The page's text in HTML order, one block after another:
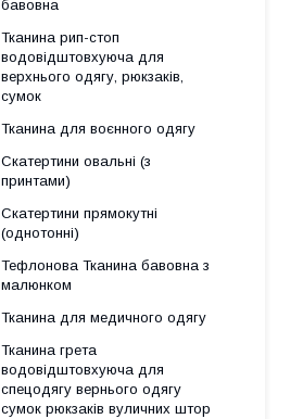
бавовна
Тканина рип-стоп
водовідштовхуюча для
верхнього одягу, рюкзаків,
сумок
Тканина для воєнного одягу
Скатертини овальні (з
принтами)
Скатертини прямокутні
(однотонні)
Тефлонова Тканина бавовна з
малюнком
Тканина для медичного одягу
Тканина грета
водовідштовхуюча для
спецодягу вернього одягу
сумок рюкзаків вуличних штор